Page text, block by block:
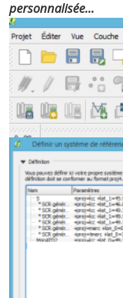
personnalisée…